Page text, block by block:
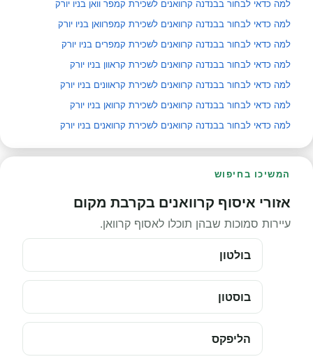
למה כדאי לבחור בבנדנה קרוואנים לשכירת קמפר וואן בניו יורק
למה כדאי לבחור בבנדנה קרוואנים לשכירת קמפרוואן בניו יורק
למה כדאי לבחור בבנדנה קרוואנים לשכירת קמפרים בניו יורק
למה כדאי לבחור בבנדנה קרוואנים לשכירת קראוון בניו יורק
למה כדאי לבחור בבנדנה קרוואנים לשכירת קראוונים בניו יורק
למה כדאי לבחור בבנדנה קרוואנים לשכירת קרוואן בניו יורק
למה כדאי לבחור בבנדנה קרוואנים לשכירת קרוואנים בניו יורק
המשיכו בחיפוש
אזורי איסוף קרוואנים בקרבת מקום
עיירות סמוכות שבהן תוכלו לאסוף קרוואן.
בולטון
בוסטון
הליפקס